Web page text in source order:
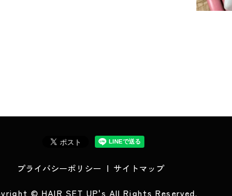
プライバシーポリシー サイトマップ
© HAIR SET UP's All Rights Reserved.